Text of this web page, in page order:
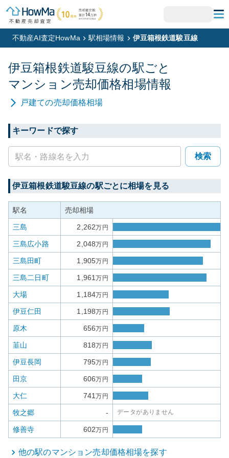
不動産AI査定HowMa 駅相場情報 伊豆箱根鉄道駿豆線
伊豆箱根鉄道駿豆線の駅ごと
マンション売却価格相場情報
戸建ての売却価格相場
キーワードで探す
検索
伊豆箱根鉄道駿豆線の駅ごとに相場を見る
駅名 売却相場
三島 2,262万円
三島広小路 2,048万円
三島田町 1,905万円
三島二日町 1,961万円
大場 1,184万円
伊豆仁田 1,198万円
原木 656万円
韮山 818万円
伊豆長岡 795万円
田京 606万円
大仁 741万円
牧之郷 - データがありません
修善寺 602万円
他の駅のマンション売却価格相場を探す